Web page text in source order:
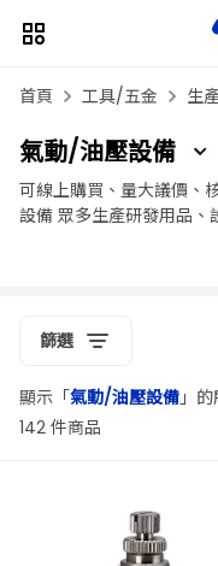
首頁 工具/五金 生
氣動/油壓設備
可線上購買、量大議價、
設備 眾多生產研發用品、
篩選
顯示「氣動/油壓設備」的
142 件商品